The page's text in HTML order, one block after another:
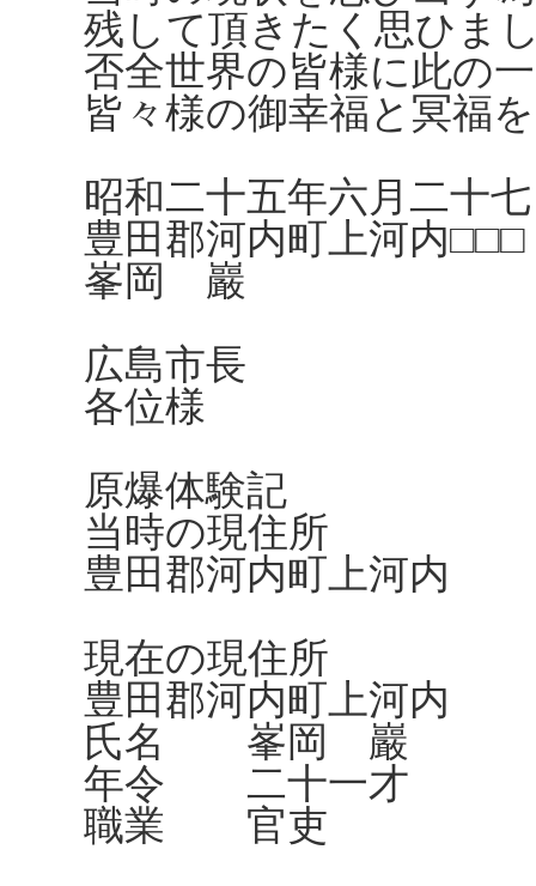
残して頂きたく思ひま
否全世界の皆様に此の
皆々様の御幸福と冥福
昭和二十五年六月二十
豊田郡河内町上河内□□□
峯岡 巖
広島市長
各位様
原爆体験記
当時の現住所
豊田郡河内町上河内
現在の現住所
豊田郡河内町上河内
氏名 峯岡 巖
年令 二十一才
職業 官吏